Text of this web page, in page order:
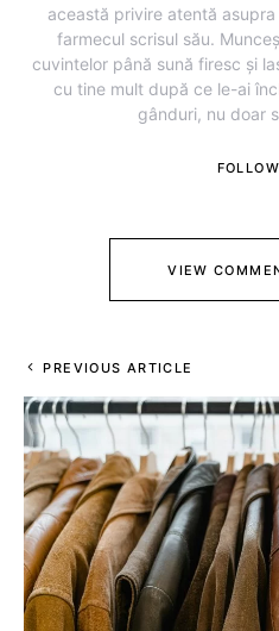
această privire atentă
farmecul scrisul său.
cuvintelor până sună firesc și
cu tine mult după ce le-ai
gânduri, nu doar
FOLLOW
VIEW
PREVIOUS ARTICLE